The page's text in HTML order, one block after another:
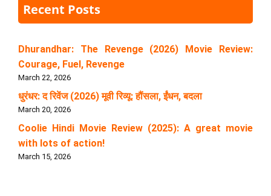
Recent Posts
Dhurandhar: The Revenge (2026) Movie Review:
Courage, Fuel, Revenge
March 22, 2026
धुरंधर: द रिवेंज (2026) मूवी रिव्यू: हौंसला, ईंधन, बदला
March 20, 2026
Coolie Hindi Movie Review (2025): A great movie
with lots of action!
March 15, 2026